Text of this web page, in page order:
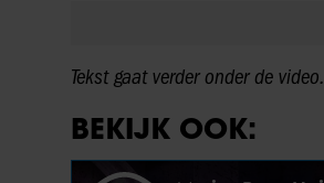
Tekst gaat verder onder de video.
BEKIJK OOK: